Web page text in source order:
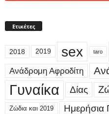
Ετικέτες
2018 2019 sex taro
Ανάδρομη Αφροδίτη
Γυναίκα Δίας
Ζώδια και 2019 Ημερήσια